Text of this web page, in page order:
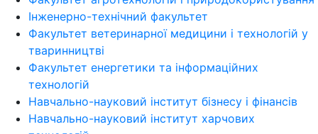
Інженерно-технічний факультет
Факультет ветеринарної медицини і технологій у
тваринництві
Факультет енергетики та інформаційних
технологій
Навчально-науковий інститут бізнесу і фінансів
Навчально-науковий інститут харчових